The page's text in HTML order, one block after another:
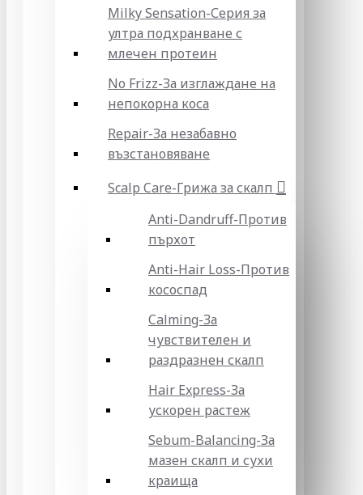
Milky Sensation-Серия за
ултра подхранване с
млечен протеин
No Frizz-За изглаждане на
непокорна коса
Repair-За незабавно
възстановяване
Scalp Care-Грижа за скалп
Anti-Dandruff-Против
пърхот
Anti-Hair Loss-Против
кососпад
Calming-За
чувствителен и
раздразнен скалп
Hair Express-За
ускорен растеж
Sebum-Balancing-За
мазен скалп и сухи
краища